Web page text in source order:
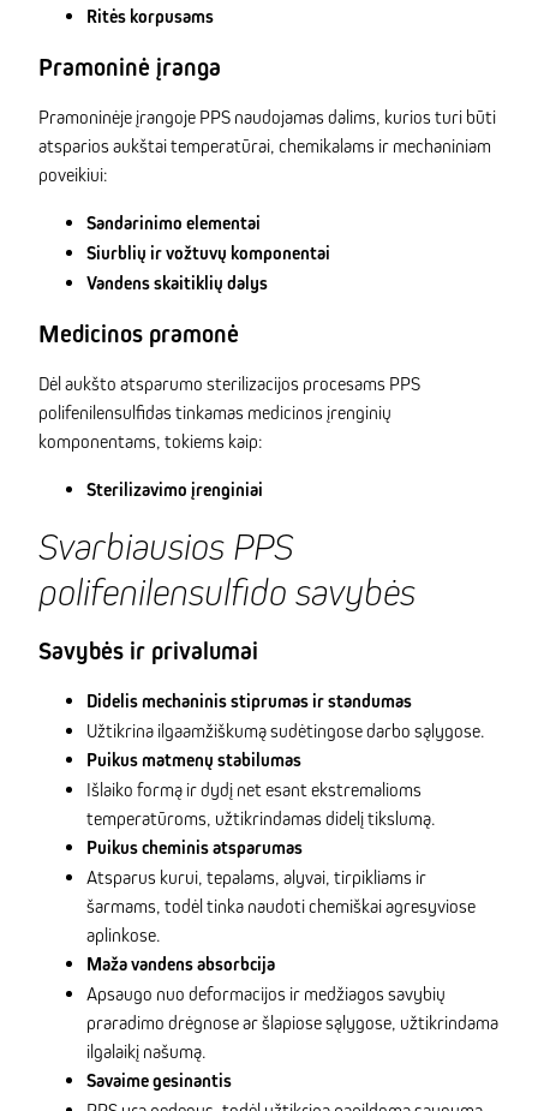
Ritės korpusams
Pramoninė įranga
Pramoninėje įrangoje PPS naudojamas dalims, kurios turi būti
atsparios aukštai temperatūrai, chemikalams ir mechaniniam
poveikiui:
Sandarinimo elementai
Siurblių ir vožtuvų komponentai
Vandens skaitiklių dalys
Medicinos pramonė
Dėl aukšto atsparumo sterilizacijos procesams PPS
polifenilensulfidas tinkamas medicinos įrenginių
komponentams, tokiems kaip:
Sterilizavimo įrenginiai
Svarbiausios PPS
polifenilensulfido savybės
Savybės ir privalumai
Didelis mechaninis stiprumas ir standumas
Užtikrina ilgaamžiškumą sudėtingose darbo sąlygose.
Puikus matmenų stabilumas
Išlaiko formą ir dydį net esant ekstremalioms
temperatūroms, užtikrindamas didelį tikslumą.
Puikus cheminis atsparumas
Atsparus kurui, tepalams, alyvai, tirpikliams ir
šarmams, todėl tinka naudoti chemiškai agresyviose
aplinkose.
Maža vandens absorbcija
Apsaugo nuo deformacijos ir medžiagos savybių
praradimo drėgnose ar šlapiose sąlygose, užtikrindama
ilgalaikį našumą.
Savaime gesinantis